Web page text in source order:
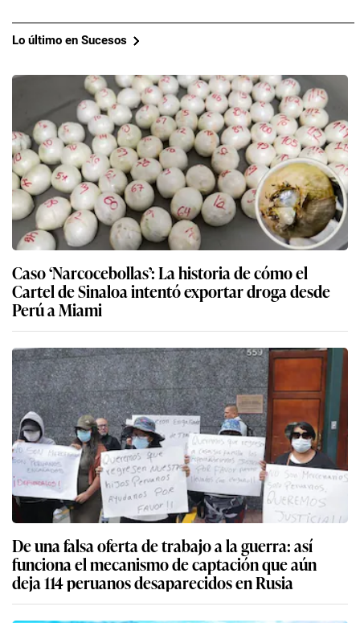
Lo último en Sucesos
Caso ‘Narcocebollas’: La historia de cómo el
Cartel de Sinaloa intentó exportar droga desde
Perú a Miami
De una falsa oferta de trabajo a la guerra: así
funciona el mecanismo de captación que aún
deja 114 peruanos desaparecidos en Rusia